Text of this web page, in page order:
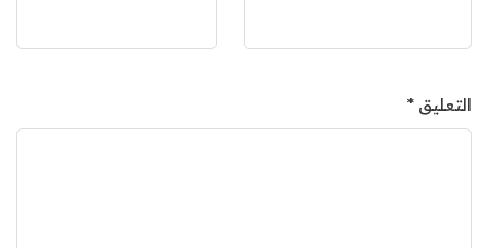
التعليق *